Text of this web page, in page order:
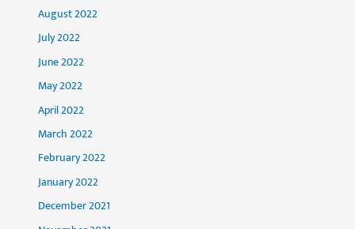
August 2022
July 2022
June 2022
May 2022
April 2022
March 2022
February 2022
January 2022
December 2021